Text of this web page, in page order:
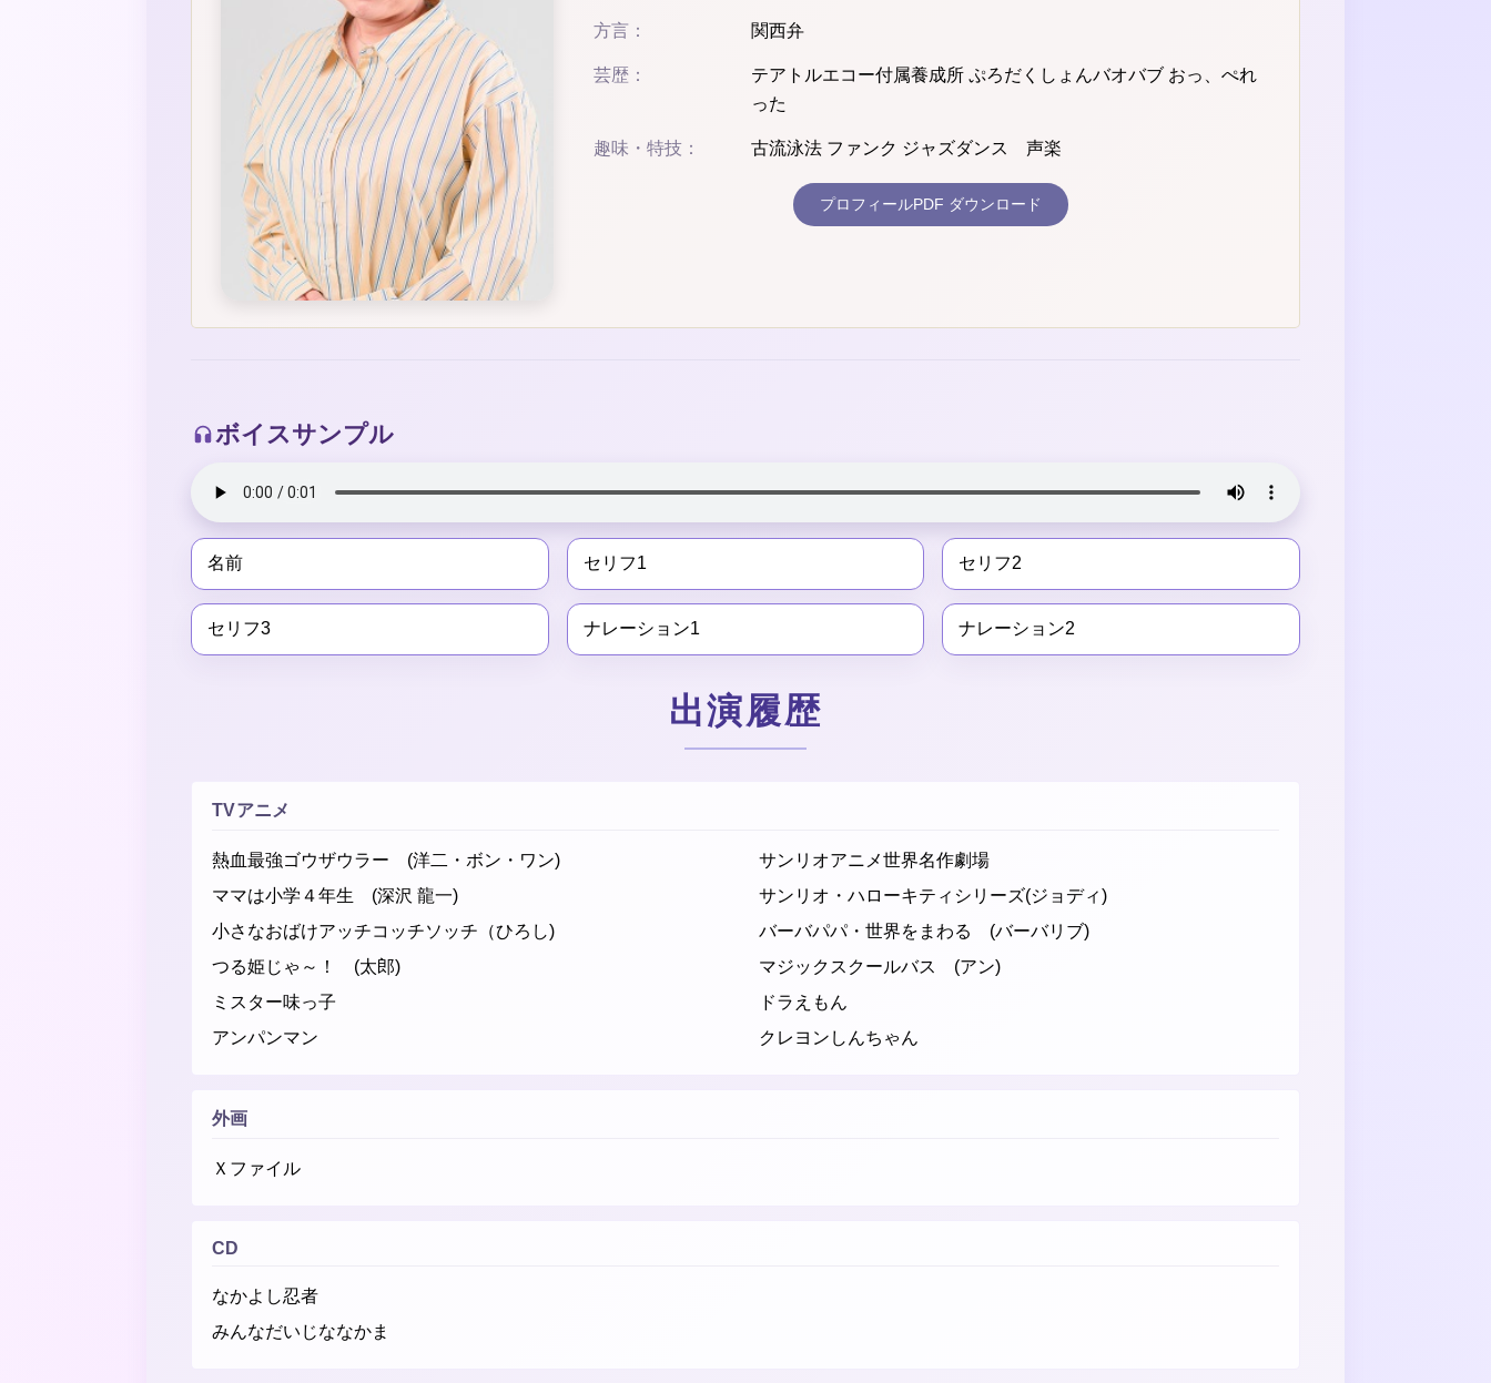
方言： 関西弁
芸歴：
テアトルエコー付属養成所 ぷろだくしょんバオバブ おっ、ぺれ
った
趣味・特技： 古流泳法 ファンク ジャズダンス 声楽
プロフィールPDF ダウンロード
ボイスサンプル
名前 セリフ1 セリフ2
セリフ3 ナレーション1 ナレーション2
出演履歴
TVアニメ
熱血最強ゴウザウラー (洋二・ボン・ワン)
ママは小学４年生 (深沢 龍一)
小さなおばけアッチコッチソッチ（ひろし)
つる姫じゃ～！ (太郎)
ミスター味っ子
アンパンマン
サンリオアニメ世界名作劇場
サンリオ・ハローキティシリーズ(ジョディ)
バーバパパ・世界をまわる (バーバリブ)
マジックスクールバス (アン)
ドラえもん
クレヨンしんちゃん
外画
Ｘファイル
CD
なかよし忍者
みんなだいじななかま